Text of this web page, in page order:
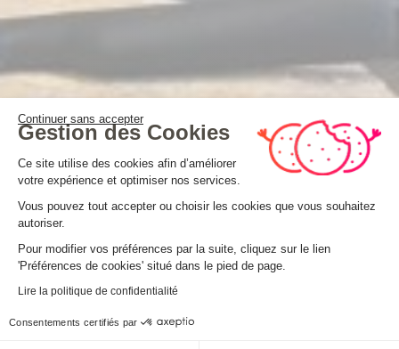
Continuer sans accepter
Gestion des Cookies
Plateforme de Gestion du
Ce site utilise des cookies afin d’améliorer
votre expérience et optimiser nos services.
Vous pouvez tout accepter ou choisir les cookies que vous souhaitez
autoriser.
Pour modifier vos préférences par la suite, cliquez sur le lien
'Préférences de cookies' situé dans le pied de page.
Lire la politique de confidentialité
Consentements certifiés par